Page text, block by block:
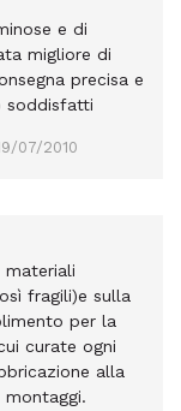
e di
migliore di
precisa e
soddisfatti
07/2010
fragili)e sulla
per la
curate ogni
alla